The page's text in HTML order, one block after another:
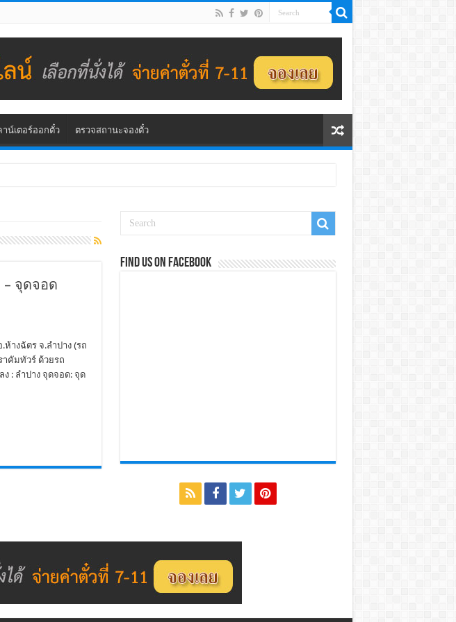
าน์เตอร์ออกตั๋ว ตรวจสถานะจองตั๋ว
– จุดจอด
างฉัตร จ.ลำปาง (รถ
คัมทัวร์ ด้วยรถ
: ลำปาง จุดจอด: จุด
Find us on Facebook